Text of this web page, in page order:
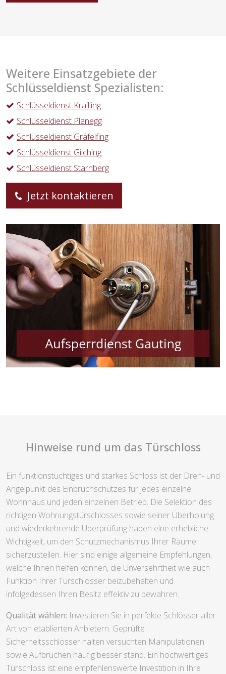
Weitere Einsatzgebiete der
Schlüsseldienst Spezialisten:
Schlüsseldienst Krailling
Schlüsseldienst Planegg
Schlüsseldienst Gräfelfing
Schlüsseldienst Gilching
Schlüsseldienst Starnberg
Jetzt kontaktieren
Hinweise rund um das Türschloss
Ein funktionstüchtiges und starkes Schloss ist der Dreh- und
Angelpunkt des Einbruchschutzes für jedes einzelne
Wohnhaus und jeden einzelnen Betrieb. Die Selektion des
richtigen Wohnungstürschlosses sowie seiner Überholung
und wiederkehrende Überprüfung haben eine erhebliche
Wichtigkeit, um den Schutzmechanismus Ihrer Räume
sicherzustellen. Hier sind einige allgemeine Empfehlungen,
welche Ihnen helfen können, die Unversehrtheit wie auch
Funktion Ihrer Türschlösser beizubehalten und
infolgedessen Ihren Besitz effektiv zu bewahren.
Qualität wählen: Investieren Sie in perfekte Schlösser aller
Art von etablierten Anbietern. Geprüfte
Sicherheitsschlösser halten versuchten Manipulationen
sowie Aufbrüchen häufig besser stand. Ein hochwertiges
Türschloss ist eine empfehlenswerte Investition in Ihre